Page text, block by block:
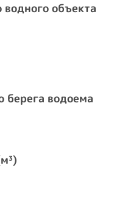
объекта
берега водоема